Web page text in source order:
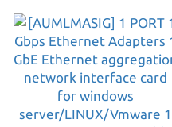
network speed
up to 2500Mbps,
gaming and e-
sports/high
network